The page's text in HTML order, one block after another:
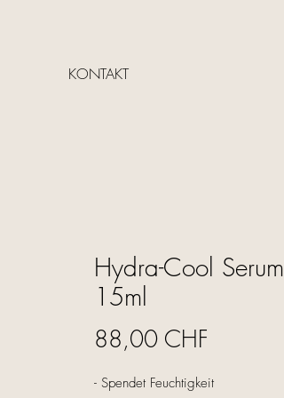
KONTAKT
Hydra-Cool Serum
15ml
88,00 CHF
- Spendet Feuchtigkeit